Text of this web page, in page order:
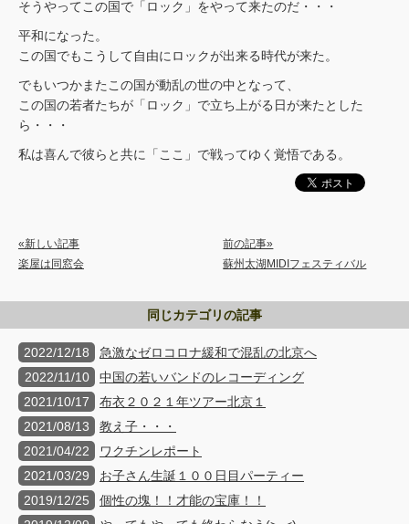
そうやってこの国で「ロック」をやって来たのだ・・・
平和になった。
この国でもこうして自由にロックが出来る時代が来た。
でもいつかまたこの国が動乱の世の中となって、
この国の若者たちが「ロック」で立ち上がる日が来たとした
ら・・・
私は喜んで彼らと共に「ここ」で戦ってゆく覚悟である。
«新しい記事
楽屋は同窓会
前の記事»
蘇州太湖MIDIフェスティバル
同じカテゴリの記事
2022/12/18
急激なゼロコロナ緩和で混乱の北京へ
2022/11/10
中国の若いバンドのレコーディング
2021/10/17
布衣２０２１年ツアー北京１
2021/08/13
教え子・・・
2021/04/22
ワクチンレポート
2021/03/29
お子さん生誕１００日目パーティー
2019/12/25
個性の塊！！才能の宝庫！！